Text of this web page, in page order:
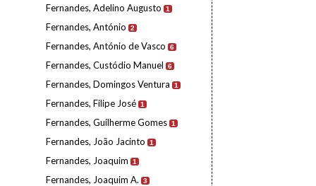
Fernandes, Adelino Augusto 1
Fernandes, António 2
Fernandes, António de Vasco 6
Fernandes, Custódio Manuel 6
Fernandes, Domingos Ventura 1
Fernandes, Filipe José 1
Fernandes, Guilherme Gomes 1
Fernandes, João Jacinto 1
Fernandes, Joaquim 1
Fernandes, Joaquim A. 3